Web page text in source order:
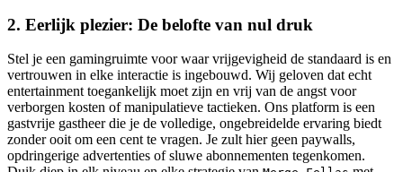
2. Eerlijk plezier: De belofte van nul druk
Stel je een gamingruimte voor waar vrijgevigheid de standaard is en
vertrouwen in elke interactie is ingebouwd. Wij geloven dat echt
entertainment toegankelijk moet zijn en vrij van de angst voor
verborgen kosten of manipulatieve tactieken. Ons platform is een
gastvrije gastheer die je de volledige, ongebreidelde ervaring biedt
zonder ooit om een cent te vragen. Je zult hier geen paywalls,
opdringerige advertenties of sluwe abonnementen tegenkomen.